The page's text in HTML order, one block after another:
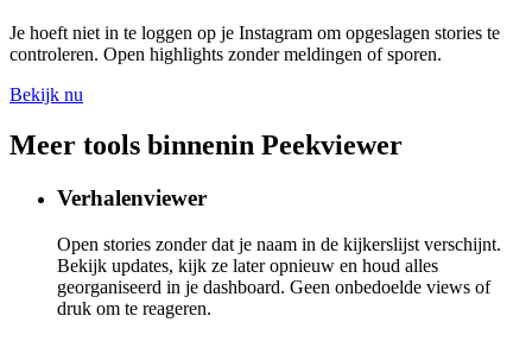
Je hoeft niet in te loggen op je Instagram om opgeslagen stories te
controleren. Open highlights zonder meldingen of sporen.
Bekijk nu
Meer tools binnenin Peekviewer
Verhalenviewer
Open stories zonder dat je naam in de kijkerslijst verschijnt.
Bekijk updates, kijk ze later opnieuw en houd alles
georganiseerd in je dashboard. Geen onbedoelde views of
druk om te reageren.